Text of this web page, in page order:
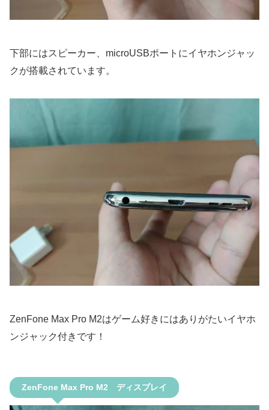
下部にはスピーカー、microUSBポートにイヤホンジャッ
クが搭載されています。
ZenFone Max Pro M2はゲーム好きにはありがたいイヤホ
ンジャック付きです！
ZenFone Max Pro M2 ディスプレイ